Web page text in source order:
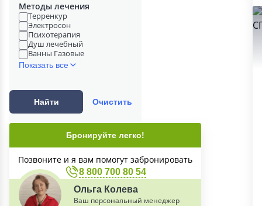
Методы лечения
Терренкур
Электросон
Психотерапия
Душ лечебный
Ванны Газовые
Показать все
Найти Очистить
Бронируйте легко!
Позвоните и я вам помогут забронировать
8 800 700 80 54
Ольга Колева
Ваш персональный менеджер